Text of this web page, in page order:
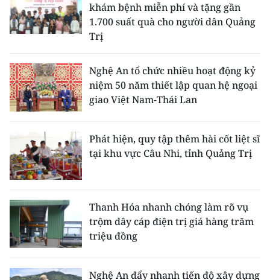
khám bệnh miễn phí và tặng gần
1.700 suất quà cho người dân Quảng
Trị
Nghệ An tổ chức nhiều hoạt động kỷ
niệm 50 năm thiết lập quan hệ ngoại
giao Việt Nam-Thái Lan
Phát hiện, quy tập thêm hài cốt liệt sĩ
tại khu vực Câu Nhi, tỉnh Quảng Trị
Thanh Hóa nhanh chóng làm rõ vụ
trộm dây cáp điện trị giá hàng trăm
triệu đồng
Nghệ An đẩy nhanh tiến độ xây dựng